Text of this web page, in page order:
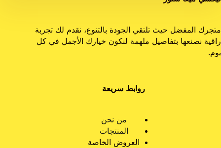
متجرك المفضل حيث تلتقي الجودة بالتنوع، نقدم لك تجربة
راقية نصنعها بتفاصيل ملهمة لنكون خيارك الأجمل في كل
يوم.
روابط سريعة
من نحن
المنتجات
العروض الخاصة